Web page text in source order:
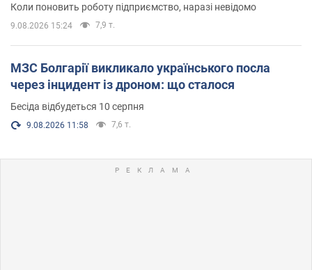
Коли поновить роботу підприємство, наразі невідомо
9.08.2026 15:24 7,9 т.
МЗС Болгарії викликало українського посла
через інцидент із дроном: що сталося
Бесіда відбудеться 10 серпня
9.08.2026 11:58 7,6 т.